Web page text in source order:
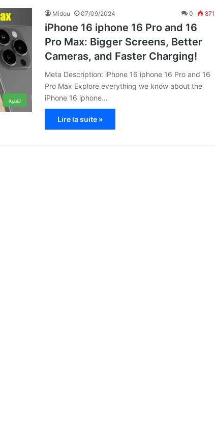
تقنية
Midou 07/09/2024 0 871
iPhone 16 iphone 16 Pro and 16
Pro Max: Bigger Screens, Better
Cameras, and Faster Charging!
Meta Description: iPhone 16 iphone 16 Pro and 16
Pro Max Explore everything we know about the
iPhone 16 iphone…
Lire la suite »